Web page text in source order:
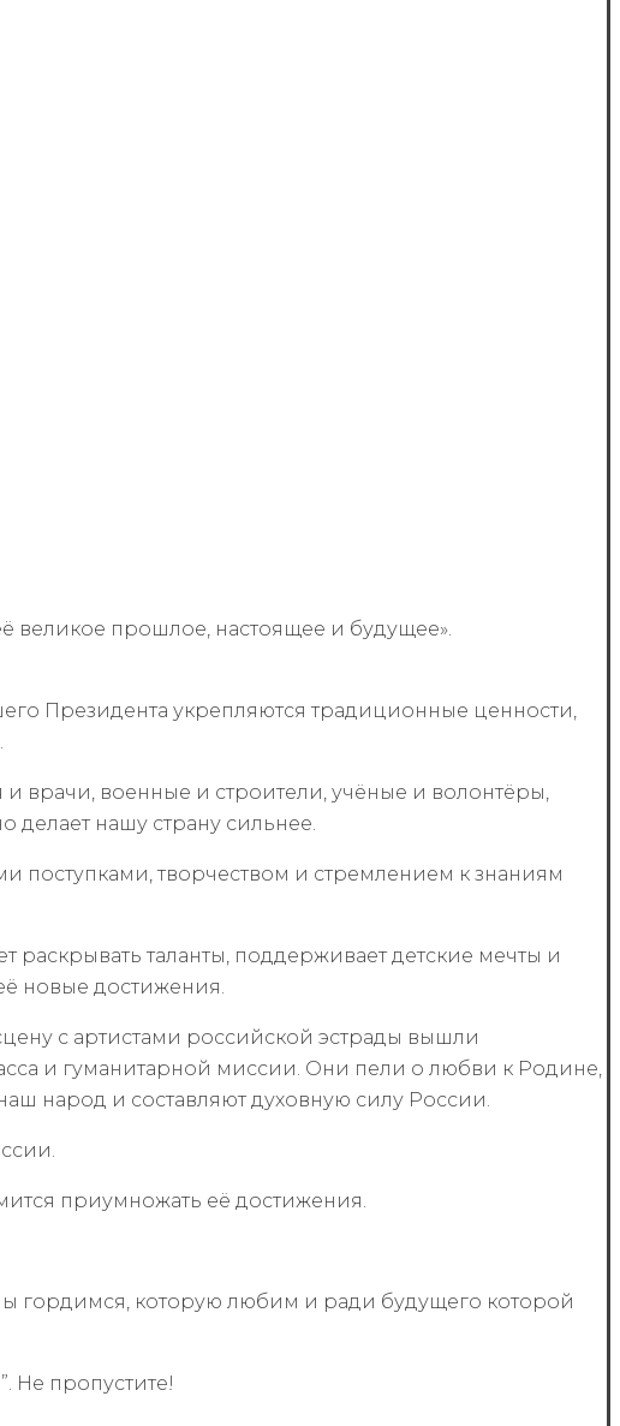
великое прошлое, настоящее и будущее».
Президента укрепляются традиционные ценности,
врачи, военные и строители, учёные и волонтёры,
нашу страну сильнее.
поступками, творчеством и стремлением к знаниям
таланты, поддерживает детские мечты и
новые достижения.
с артистами российской эстрады вышли
и гуманитарной миссии. Они пели о любви к Родине,
народ и составляют духовную силу России.
приумножать её достижения.
гордимся, которую любим и ради будущего которой
Не пропустите!